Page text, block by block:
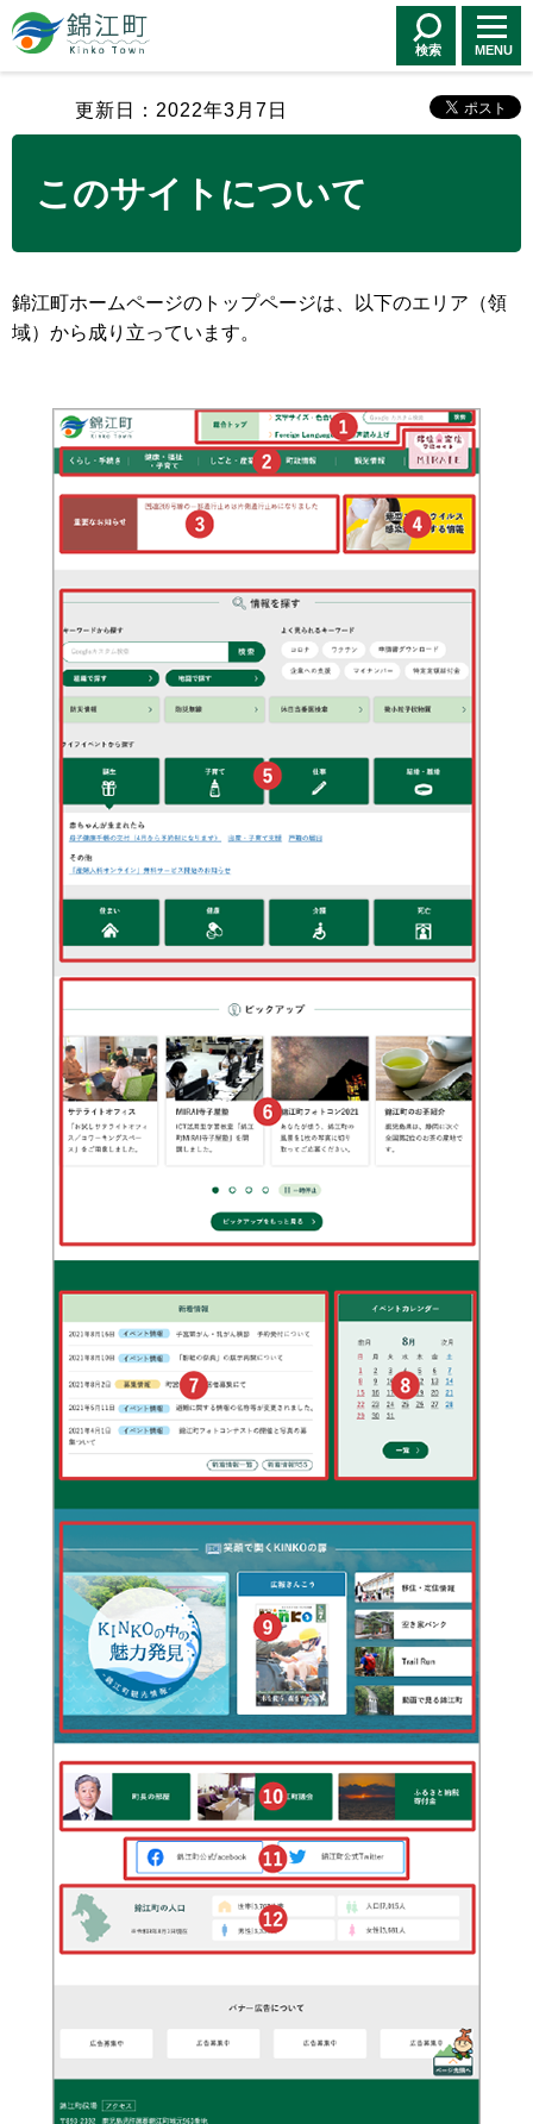
錦江町 Kinko
Town
検索 MENU
更新日：2022年3月7日
このサイトについて
錦江町ホームページのトップページは、以下のエリア（領
域）から成り立っています。